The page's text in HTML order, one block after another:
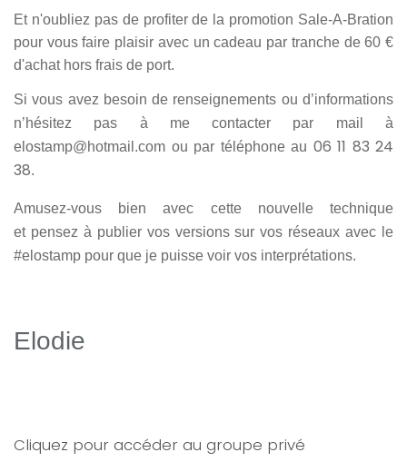
Et n'oubliez pas de profiter de la promotion Sale-A-Bration
pour vous faire plaisir avec un cadeau par tranche de 60 €
d'achat hors frais de port.
Si vous avez besoin de renseignements ou d’informations
n’hésitez pas à me contacter par mail à
elostamp@hotmail.com ou par téléphone au 06 11 83 24
38.
Amusez-vous bien avec cette nouvelle technique
et pensez à publier vos versions sur vos réseaux avec le
#elostamp pour que je puisse voir vos interprétations.
Elodie
Cliquez pour accéder au groupe privé